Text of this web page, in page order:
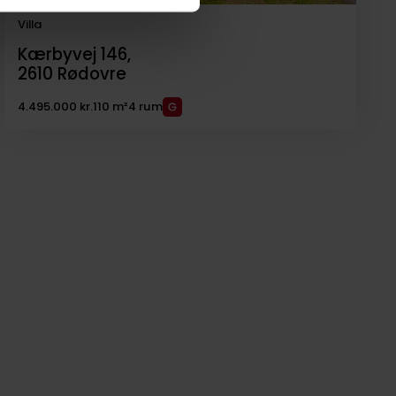
Villa
Kærbyvej 146,
2610 Rødovre
4.495.000 kr.110 m²4 rum